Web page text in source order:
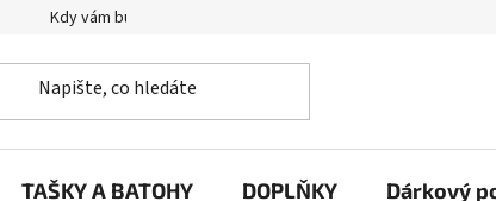
Kdy vám bude zboží doručené? Výměna zboží nebo
TAŠKY A BATOHY DOPLŇKY Dárkový